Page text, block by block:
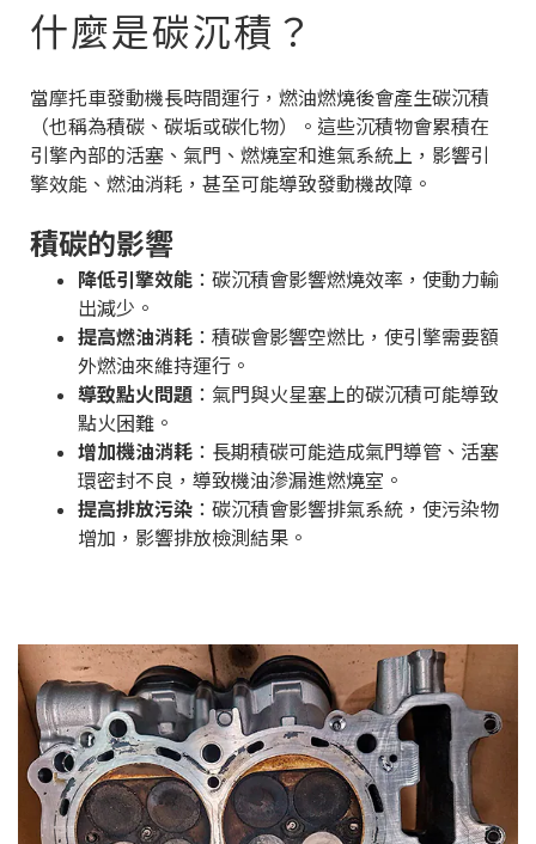
什麼是碳沉積？
當摩托車發動機長時間運行，燃油燃燒後會產生碳沉積
（也稱為積碳、碳垢或碳化物）。這些沉積物會累積在
引擎內部的活塞、氣門、燃燒室和進氣系統上，影響引
擎效能、燃油消耗，甚至可能導致發動機故障。
積碳的影響
降低引擎效能 ：碳沉積會影響燃燒效率，使動力輸
出減少。
提高燃油消耗 ：積碳會影響空燃比，使引擎需要額
外燃油來維持運行。
導致點火問題 ：氣門與火星塞上的碳沉積可能導致
點火困難。
增加機油消耗 ：長期積碳可能造成氣門導管、活塞
環密封不良，導致機油滲漏進燃燒室。
提高排放污染 ：碳沉積會影響排氣系統，使污染物
增加，影響排放檢測結果。